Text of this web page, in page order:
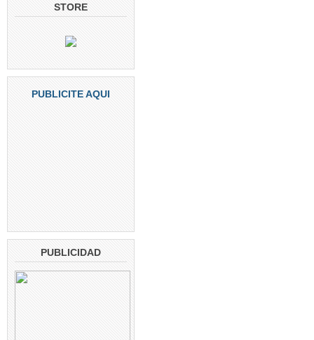
STORE
PUBLICITE AQUI
PUBLICIDAD